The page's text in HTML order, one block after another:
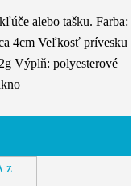
alebo tašku. Farba:
4cm Veľkosť prívesku
Výplň: polyesterové